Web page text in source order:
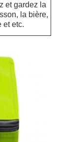
et gardez la
la bière,
et etc.